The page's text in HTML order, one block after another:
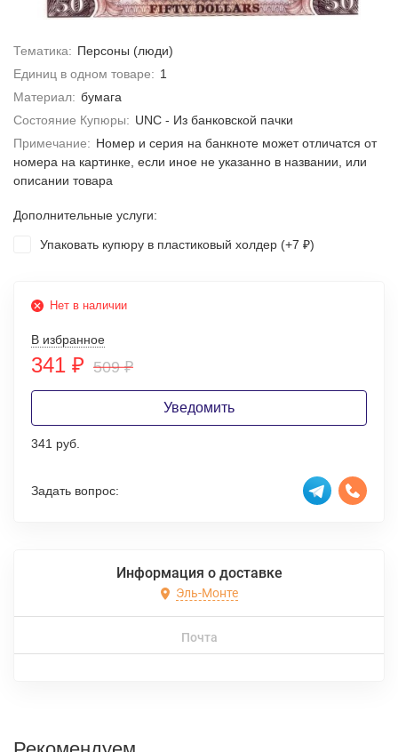
Тематика: Персоны (люди)
Единиц в одном товаре: 1
Материал: бумага
Состояние Купюры: UNC - Из банковской пачки
Примечание: Номер и серия на банкноте может отличатся от
номера на картинке, если иное не указанно в названии, или
описании товара
Дополнительные услуги:
Упаковать купюру в пластиковый холдер (+7 ₽)
Нет в наличии
В избранное
341 ₽ 509₽
Уведомить
341 руб.
Задать вопрос:
Информация о доставке
Эль-Монте
Почта